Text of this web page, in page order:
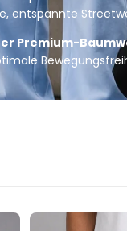
entspannte
Premium-